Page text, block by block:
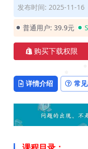
❅
❅
发布时间: 2025-11-16
普通用户: 39.9元
购买下载权限
详情介绍 常